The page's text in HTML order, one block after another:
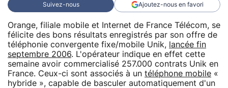
Suivez-nous Ajoutez-nous en favori
Orange, filiale mobile et Internet de France Télécom, se
félicite des bons résultats enregistrés par son offre de
téléphonie convergente fixe/mobile Unik, lancée fin
septembre 2006. L'opérateur indique en effet cette
semaine avoir commercialisé 257.000 contrats Unik en
France. Ceux-ci sont associés à un téléphone mobile «
hybride », capable de basculer automatiquement d'un